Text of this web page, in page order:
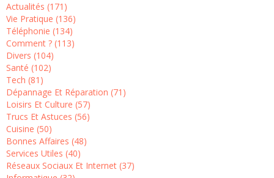
Actualités (171)
Vie Pratique (136)
Téléphonie (134)
Comment ? (113)
Divers (104)
Santé (102)
Tech (81)
Dépannage Et Réparation (71)
Loisirs Et Culture (57)
Trucs Et Astuces (56)
Cuisine (50)
Bonnes Affaires (48)
Services Utiles (40)
Réseaux Sociaux Et Internet (37)